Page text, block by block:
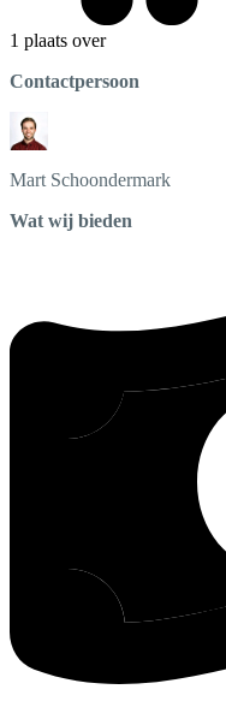
1 plaats over
Contactpersoon
Mart Schoondermark
Wat wij bieden